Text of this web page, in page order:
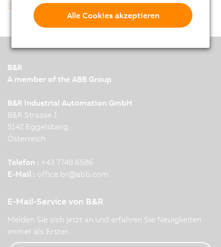
Zurück zur Gesamtliste
B&R
A member of the ABB Group
B&R Industrial Automation GmbH
B&R Strasse 1
5142 Eggelsberg
Österreich
Telefon : +43 7748 6586
E-Mail : office.br@abb.com
E-Mail-Service von B&R
Melden Sie sich jetzt an und erfahren Sie Neuigkeiten
immer als Erster.
Alle Cookies akzeptieren